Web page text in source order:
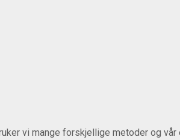
vi mange forskjellige metoder og